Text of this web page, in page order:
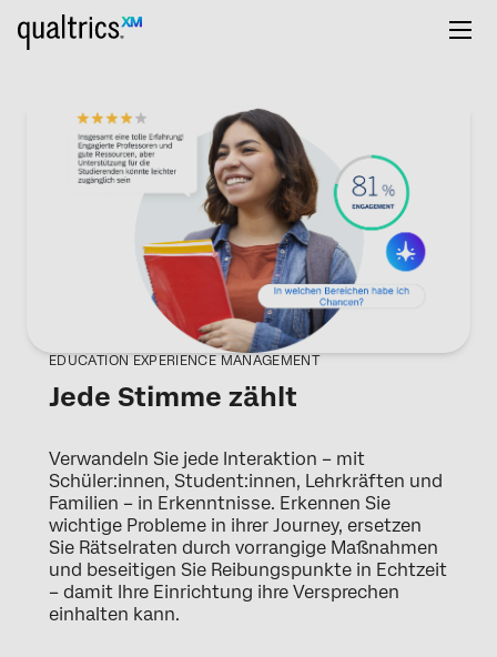
EDUCATION EXPERIENCE MANAGEMENT
Jede Stimme zählt
Verwandeln Sie jede Interaktion – mit
Schüler:innen, Student:innen, Lehrkräften und
Familien – in Erkenntnisse. Erkennen Sie
wichtige Probleme in ihrer Journey, ersetzen
Sie Rätselraten durch vorrangige Maßnahmen
und beseitigen Sie Reibungspunkte in Echtzeit
– damit Ihre Einrichtung ihre Versprechen
einhalten kann.